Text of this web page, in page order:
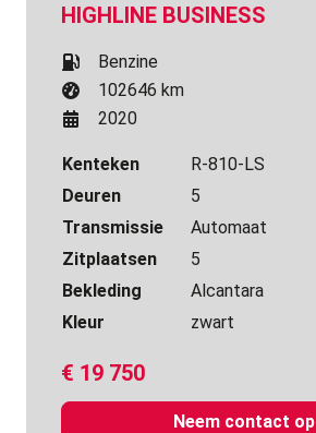
HIGHLINE BUSINESS
Benzine
102646 km
2020
Kenteken
R-810-LS
Deuren
5
Transmissie
Automaat
Zitplaatsen
5
Bekleding
Alcantara
Kleur
zwart
€ 19 750
Neem contact op